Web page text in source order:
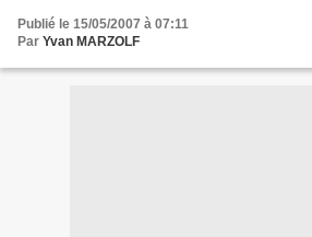
Publié le 15/05/2007 à 07:11
Par Yvan MARZOLF